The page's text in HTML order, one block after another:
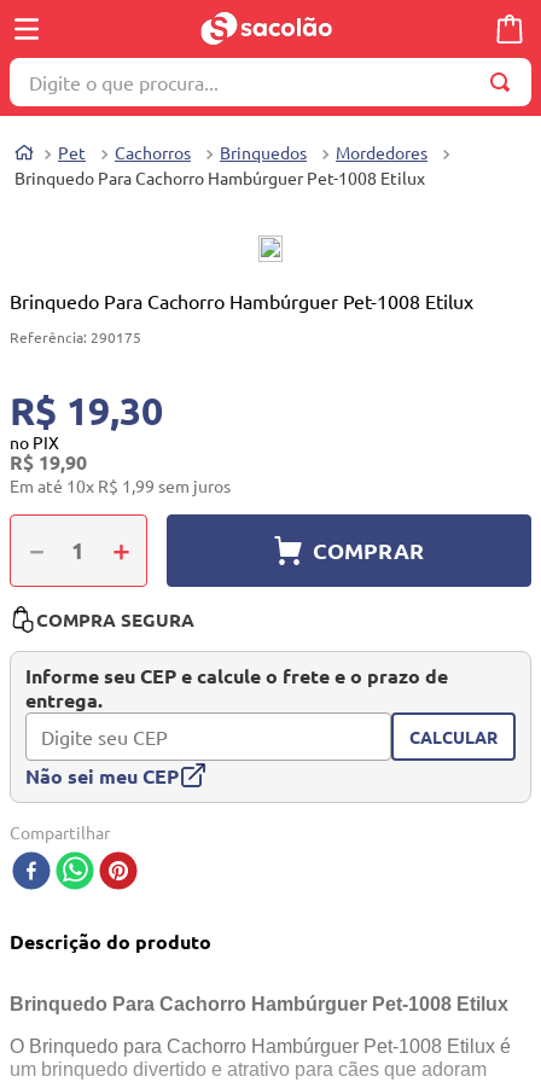
Digite o que procura...
Pet Cachorros Brinquedos
Mordedores
Brinquedo Para Cachorro Hambúrguer Pet-1008 Etilux
Brinquedo Para Cachorro Hambúrguer Pet-1008 Etilux
Referência: 290175
R$ 19,30
no PIX
R$ 19,90
Em até 10x R$ 1,99 sem juros
＋
－ COMPRAR
COMPRA SEGURA
Informe seu CEP e calcule o frete e o prazo de
entrega.
CALCULAR
Não sei meu CEP
Compartilhar
Descrição do produto
Brinquedo Para Cachorro Hambúrguer Pet-1008 Etilux
O Brinquedo para Cachorro Hambúrguer Pet-1008 Etilux é
um brinquedo divertido e atrativo para cães que adoram
1º
wella
4º
cosmetico
10
mesa dobrável notebook